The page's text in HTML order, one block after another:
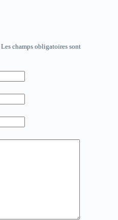
Les champs obligatoires sont